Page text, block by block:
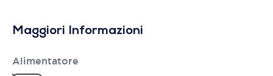
Maggiori Informazioni
Alimentatore